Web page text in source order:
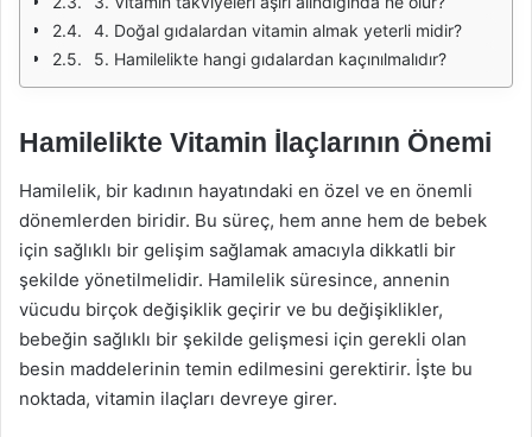
4. Doğal gıdalardan vitamin almak yeterli midir?
5. Hamilelikte hangi gıdalardan kaçınılmalıdır?
Hamilelikte Vitamin İlaçlarının Önemi
Hamilelik, bir kadının hayatındaki en özel ve en önemli
dönemlerden biridir. Bu süreç, hem anne hem de bebek
için sağlıklı bir gelişim sağlamak amacıyla dikkatli bir
şekilde yönetilmelidir. Hamilelik süresince, annenin
vücudu birçok değişiklik geçirir ve bu değişiklikler,
bebeğin sağlıklı bir şekilde gelişmesi için gerekli olan
besin maddelerinin temin edilmesini gerektirir. İşte bu
noktada, vitamin ilaçları devreye girer.